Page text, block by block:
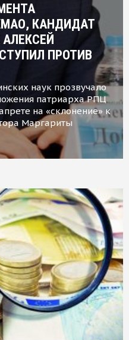
КАНДИДАТ
ПРОТИВ
наук прозвучало
патриарха РПЦ
на «склонение» к
Маргариты